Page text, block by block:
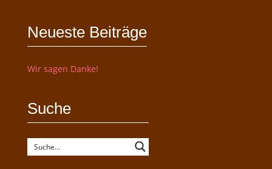
Neueste Beiträge
Wir sagen Danke!
Suche